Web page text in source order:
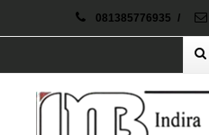
081385776935 /